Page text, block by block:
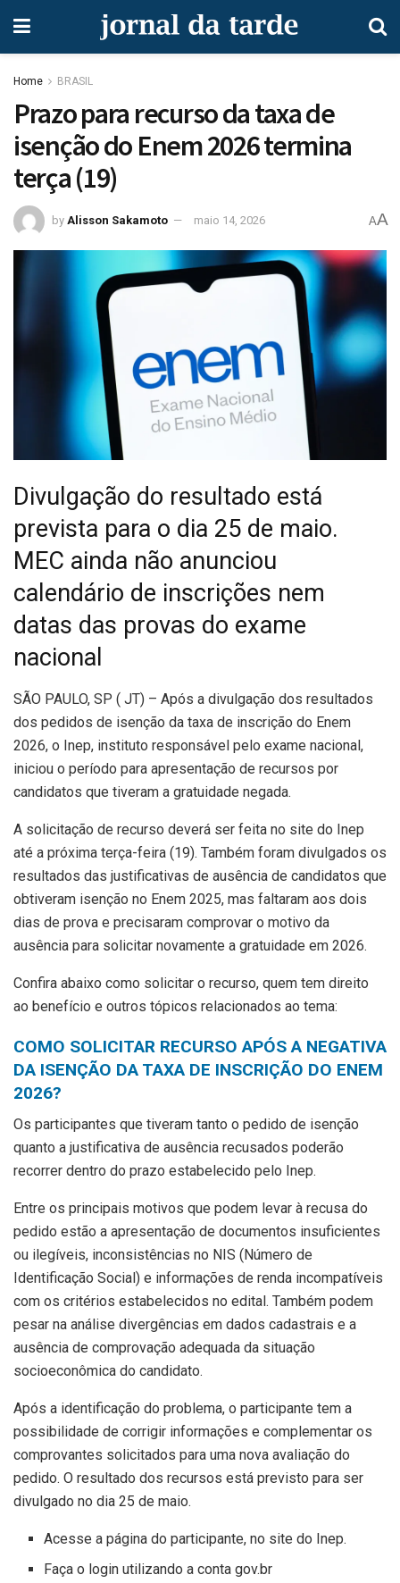
Home BRASIL
Prazo para recurso da taxa de
isenção do Enem 2026 termina
terça (19)
by Alisson Sakamoto maio 14, 2026 AA
Divulgação do resultado está
prevista para o dia 25 de maio.
MEC ainda não anunciou
calendário de inscrições nem
datas das provas do exame
nacional
SÃO PAULO, SP ( JT) – Após a divulgação dos resultados
dos pedidos de isenção da taxa de inscrição do Enem
2026, o Inep, instituto responsável pelo exame nacional,
iniciou o período para apresentação de recursos por
candidatos que tiveram a gratuidade negada.
A solicitação de recurso deverá ser feita no site do Inep
até a próxima terça-feira (19). Também foram divulgados os
resultados das justificativas de ausência de candidatos que
obtiveram isenção no Enem 2025, mas faltaram aos dois
dias de prova e precisaram comprovar o motivo da
ausência para solicitar novamente a gratuidade em 2026.
Confira abaixo como solicitar o recurso, quem tem direito
ao benefício e outros tópicos relacionados ao tema:
COMO SOLICITAR RECURSO APÓS A NEGATIVA
DA ISENÇÃO DA TAXA DE INSCRIÇÃO DO ENEM
2026?
Os participantes que tiveram tanto o pedido de isenção
quanto a justificativa de ausência recusados poderão
recorrer dentro do prazo estabelecido pelo Inep.
Entre os principais motivos que podem levar à recusa do
pedido estão a apresentação de documentos insuficientes
ou ilegíveis, inconsistências no NIS (Número de
Identificação Social) e informações de renda incompatíveis
com os critérios estabelecidos no edital. Também podem
pesar na análise divergências em dados cadastrais e a
ausência de comprovação adequada da situação
socioeconômica do candidato.
Após a identificação do problema, o participante tem a
possibilidade de corrigir informações e complementar os
comprovantes solicitados para uma nova avaliação do
pedido. O resultado dos recursos está previsto para ser
divulgado no dia 25 de maio.
Acesse a página do participante, no site do Inep.
Faça o login utilizando a conta gov.br